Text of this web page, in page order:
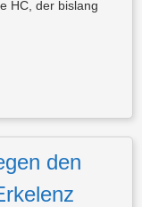
HC, der bislang
den